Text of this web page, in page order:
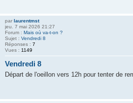
par laurentmst
jeu. 7 mai 2026 21:27
Forum : Mais où va-t-on ?
Sujet : Vendredi 8
Réponses : 7
Vues : 1149
Vendredi 8
Départ de l'oeillon vers 12h pour tenter de